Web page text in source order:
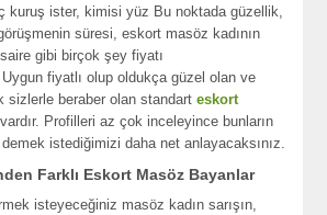
kuruş ister, kimisi yüz Bu noktada güzellik,
süresi, eskort masöz kadının
gibi birçok şey fiyatı
fiyatlı olup oldukça güzel olan ve
sizlerle beraber olan standarteskort
Profilleri az çok inceleyince bunların
demek istediğimizi daha net anlayacaksınız.
Farklı Eskort Masöz Bayanlar
isteyeceğiniz masöz kadın sarışın,